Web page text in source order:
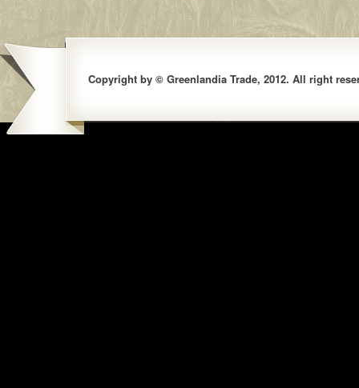
Copyright by © Greenlandia Trade, 2012. All right